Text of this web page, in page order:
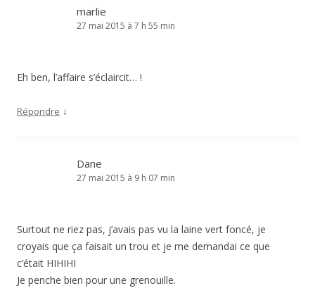
marlie
27 mai 2015 à 7 h 55 min
Eh ben, l’affaire s’éclaircit… !
Répondre ↓
Dane
27 mai 2015 à 9 h 07 min
Surtout ne riez pas, j’avais pas vu la laine vert foncé, je
croyais que ça faisait un trou et je me demandai ce que
c’était HIHIHI
Je penche bien pour une grenouille.